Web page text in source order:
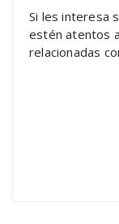
Si les interesa
estén atentos
relacionadas